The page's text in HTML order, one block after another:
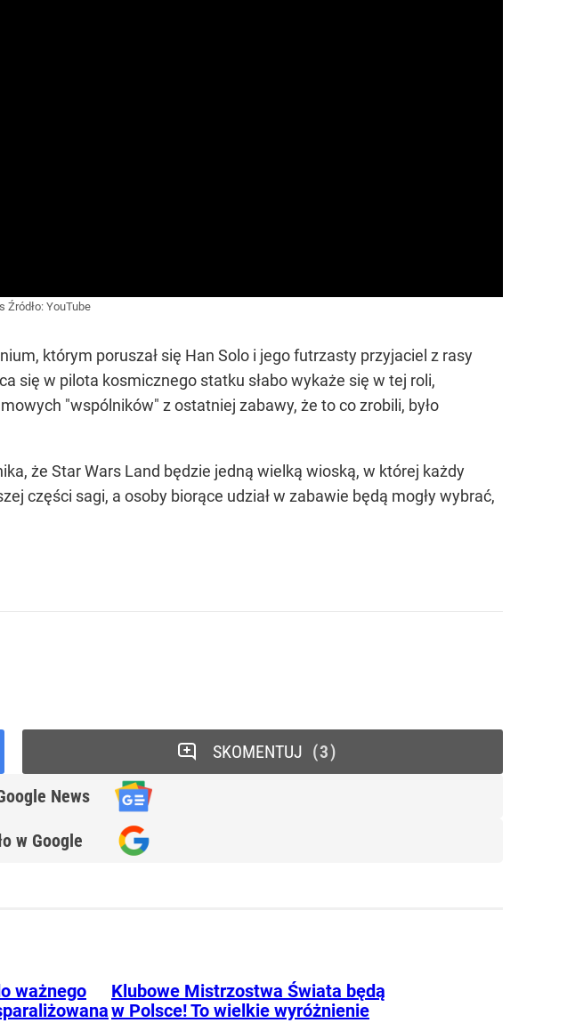
Źródło: YouTube
którym poruszał się Han Solo i jego futrzasty przyjaciel z rasy
się w pilota kosmicznego statku słabo wykaże się w tej roli,
"wspólników" z ostatniej zabawy, że to co zrobili, było
że Star Wars Land będzie jedną wielką wioską, w której każdy
części sagi, a osoby biorące udział w zabawie będą mogły wybrać,
News
w Google
SKOMENTUJ 3
ważnego
Klubowe Mistrzostwa Świata będą
w Polsce! To wielkie wyróżnienie